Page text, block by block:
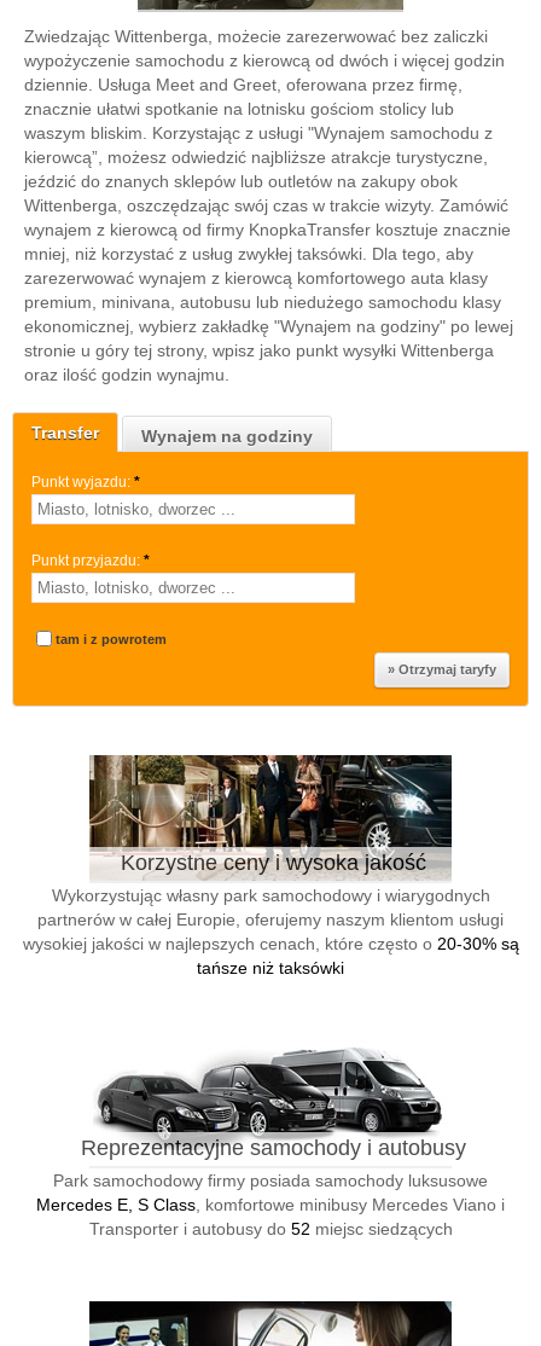
Transfer Wynajem na godziny
Punkt wyjazdu: *
Punkt przyjazdu: *
tam i z powrotem
Korzystne ceny i wysoka jakość
Wykorzystując własny park samochodowy i wiarygodnych
partnerów w całej Europie, oferujemy naszym klientom usługi
wysokiej jakości w najlepszych cenach, które często o 20-30% są
tańsze niż taksówki
Reprezentacyjne samochody i autobusy
Park samochodowy firmy posiada samochody luksusowe
Mercedes E, S Class , komfortowe minibusy Mercedes Viano i
Transporter i autobusy do 52 miejsc siedzących
Zwiedzając Wittenberga, możecie zarezerwować bez zaliczki
wypożyczenie samochodu z kierowcą od dwóch i więcej godzin
dziennie. Usługa Meet and Greet, oferowana przez firmę,
znacznie ułatwi spotkanie na lotnisku gościom stolicy lub
waszym bliskim. Korzystając z usługi "Wynajem samochodu z
kierowcą”, możesz odwiedzić najbliższe atrakcje turystyczne,
jeździć do znanych sklepów lub outletów na zakupy obok
Wittenberga, oszczędzając swój czas w trakcie wizyty. Zamówić
wynajem z kierowcą od firmy KnopkaTransfer kosztuje znacznie
mniej, niż korzystać z usług zwykłej taksówki. Dla tego, aby
zarezerwować wynajem z kierowcą komfortowego auta klasy
premium, minivana, autobusu lub niedużego samochodu klasy
ekonomicznej, wybierz zakładkę "Wynajem na godziny" po lewej
stronie u góry tej strony, wpisz jako punkt wysyłki Wittenberga
oraz ilość godzin wynajmu.